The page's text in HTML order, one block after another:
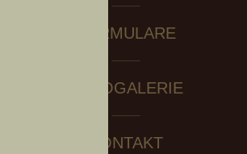
FORMULARE
FOTOGALERIE
KONTAKT